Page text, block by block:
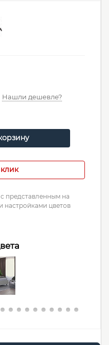
Нашли дешевле?
представленным на
настройками цветов